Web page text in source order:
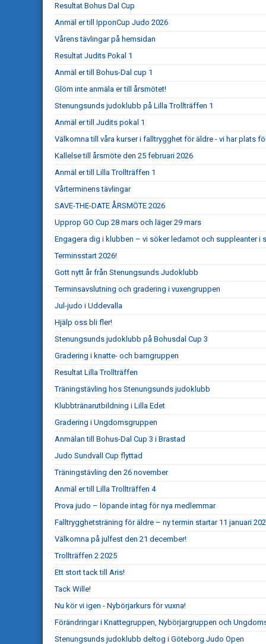
Resultat Bohus Dal Cup
Anmäl er till IpponCup Judo 2026
Vårens tävlingar på hemsidan
Resultat Judits Pokal 1
Anmäl er till Bohus-Dal cup 1
Glöm inte anmäla er till årsmötet!
Stenungsunds judoklubb på Lilla Trollträffen 1
Anmäl er till Judits pokal 1
Välkomna till våra kurser i falltrygghet för äldre - vi har plats
Kallelse till årsmöte den 25 februari 2026
Anmäl er till Lilla Trollträffen 1
Vårterminens tävlingar
SAVE-THE-DATE ÅRSMÖTE 2026
Upprop GO Cup 28 mars och läger 29 mars
Engagera dig i klubben – vi söker ledamot och suppleanter i
Terminsstart 2026!
Gott nytt år från Stenungsunds Judoklubb
Terminsavslutning och gradering i vuxengruppen
Jul-judo i Uddevalla
Hjälp oss bli fler!
Stenungsunds judoklubb på Bohusdal Cup 3
Gradering i knatte- och barngruppen
Resultat Lilla Trollträffen
Träningstävling hos Stenungsunds judoklubb
Klubbtränarutbildning i Lilla Edet
Gradering i Ungdomsgruppen
Anmälan till Bohus-Dal Cup 3 i Brastad
Judo Sundvall Cup flyttad
Träningstävling den 26 november
Anmäl er till Lilla Trollträffen 4
Prova judo – löpande intag för nya medlemmar
Falltrygghetsträning för äldre – ny termin startar 11 januari
Välkomna på julfest den 21 december!
Trollträffen 2 2025
Ett stort tack till Aris!
Tack Wille!
Nu kör vi igen - Nybörjarkurs för vuxna!
Förändringar i Knattegruppen, Nybörjargruppen och
Stenungsunds judoklubb deltog i Göteborg Judo Open